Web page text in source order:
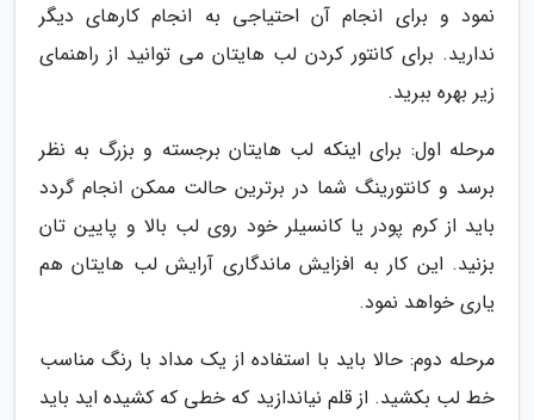
نمود و برای انجام آن احتیاجی به انجام کارهای دیگر
ندارید. برای کانتور کردن لب هایتان می توانید از راهنمای
زیر بهره ببرید.
مرحله اول: برای اینکه لب هایتان برجسته و بزرگ به نظر
برسد و کانتورینگ شما در برترین حالت ممکن انجام گردد
باید از کرم پودر یا کانسیلر خود روی لب بالا و پایین تان
بزنید. این کار به افزایش ماندگاری آرایش لب هایتان هم
یاری خواهد نمود.
مرحله دوم: حالا باید با استفاده از یک مداد با رنگ مناسب
خط لب بکشید. از قلم نیاندازید که خطی که کشیده اید باید